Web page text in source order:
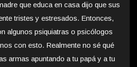
que educa en casa dijo que sus
tristes y estresados. Entonces,
algunos psiquiatras o psicólogos
con esto. Realmente no sé qué
armas apuntando a tu papá y a tu